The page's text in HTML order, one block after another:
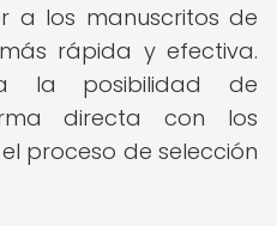
a los manuscritos de
rápida y efectiva.
la posibilidad de
directa con los
proceso de selección